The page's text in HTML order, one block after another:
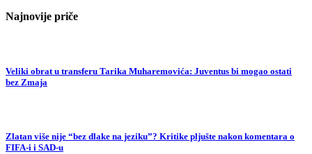
Najnovije priče
Veliki obrat u transferu Tarika Muharemovića: Juventus bi mogao ostati
bez Zmaja
Zlatan više nije “bez dlake na jeziku”? Kritike pljušte nakon komentara o
FIFA-i i SAD-u